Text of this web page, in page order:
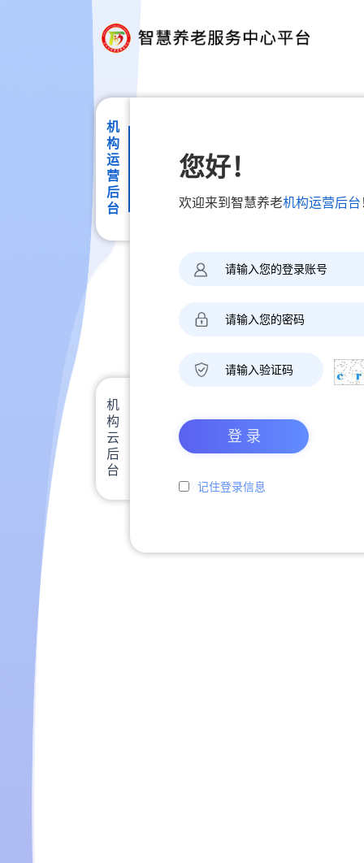
机构运营后台
机构云后台
您好！
欢迎来到智慧养老机构运营后台
登 录
记住登录信息